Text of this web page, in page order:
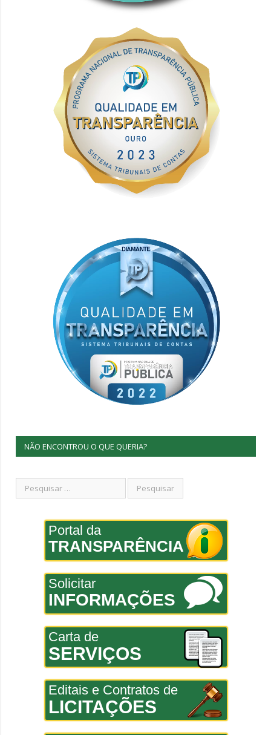
NÃO ENCONTROU O QUE QUERIA?
Portal da
TRANSPARÊNCIA
Solicitar
INFORMAÇÕES
Carta de
SERVIÇOS
Editais e Contratos de
LICITAÇÕES